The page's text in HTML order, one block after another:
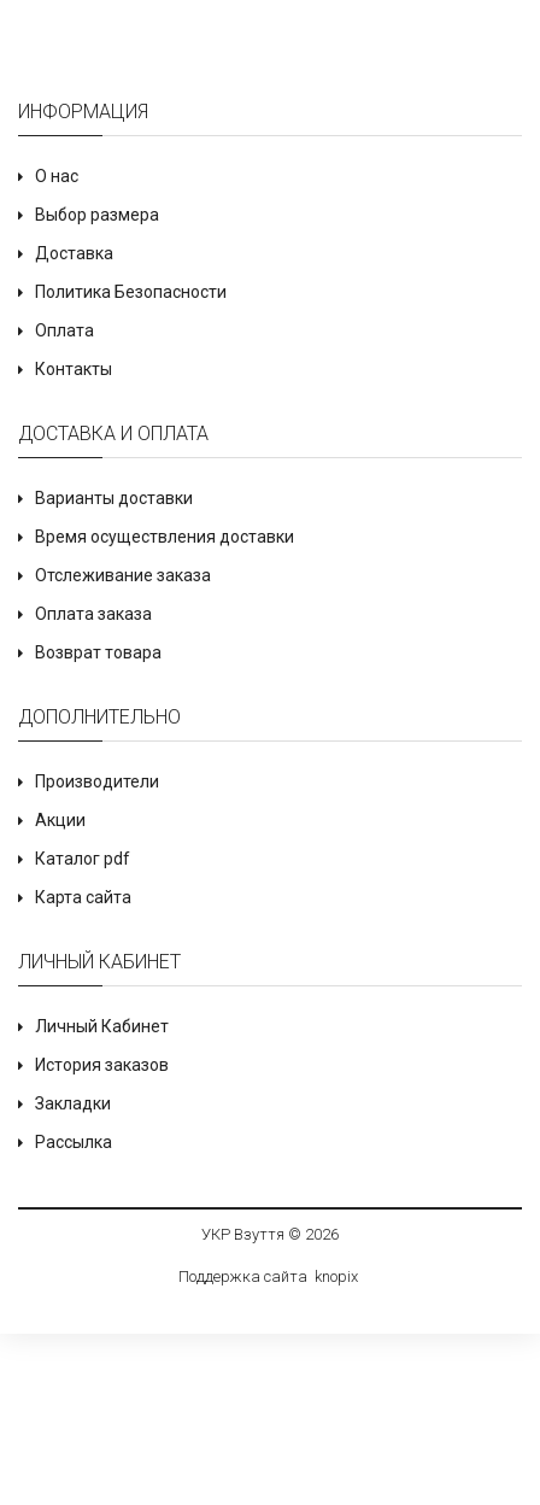
ИНФОРМАЦИЯ
О нас
Выбор размера
Доставка
Политика Безопасности
Оплата
Контакты
ДОСТАВКА И ОПЛАТА
Варианты доставки
Время осуществления доставки
Отслеживание заказа
Оплата заказа
Возврат товара
ДОПОЛНИТЕЛЬНО
Производители
Акции
Каталог pdf
Карта сайта
ЛИЧНЫЙ КАБИНЕТ
Личный Кабинет
История заказов
Закладки
Рассылка
УКР Взуття © 2026
Поддержка сайта knopix